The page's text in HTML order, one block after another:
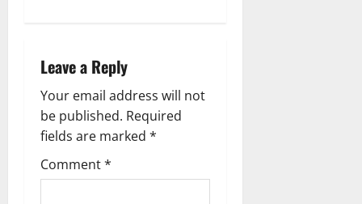
g
a
t
i
Leave a Reply
Your email address will not
be published. Required
fields are marked *
Comment*